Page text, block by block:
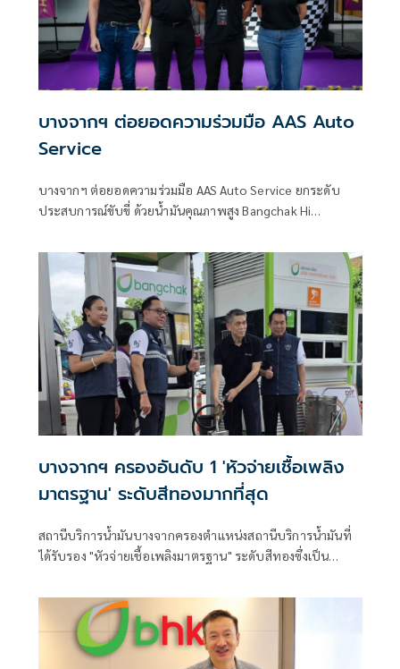
บางจากฯ ต่อยอดความร่วมมือ AAS Auto
Service
บางจากฯ ต่อยอดความร่วมมือ AAS Auto Service ยกระดับ
ประสบการณ์ขับขี่ ด้วยน้ำมันคุณภาพสูง Bangchak Hi
บางจากฯ ครองอันดับ 1 'หัวจ่ายเชื้อเพลิง
มาตรฐาน' ระดับสีทองมากที่สุด
สถานีบริการน้ำมันบางจากครองตำแหน่งสถานีบริการน้ำมันที่
ได้รับรอง "หัวจ่ายเชื้อเพลิงมาตรฐาน" ระดับสีทองซึ่งเป็น
การค้าภายใน กระทรวงพาณิชย์ ที่ร่วมสร้างความมั่นใจให้ผู้
บริโภคในมาตรฐานการให้บริการของสถานีบริการน้ำมัน